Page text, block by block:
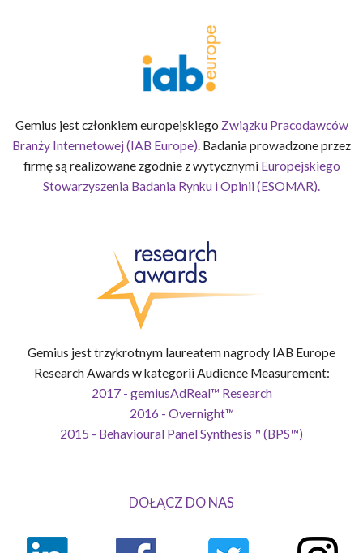
Gemius jest członkiem europejskiego Związku Pracodawców
Branży Internetowej (IAB Europe) . Badania prowadzone przez
firmę są realizowane zgodnie z wytycznymi Europejskiego
Stowarzyszenia Badania Rynku i Opinii (ESOMAR).
Gemius jest trzykrotnym laureatem nagrody IAB Europe
Research Awards w kategorii Audience Measurement:
2017 - gemiusAdReal™ Research
2016 - Overnight™
2015 - Behavioural Panel Synthesis™ (BPS™)
DOŁĄCZ DO NAS